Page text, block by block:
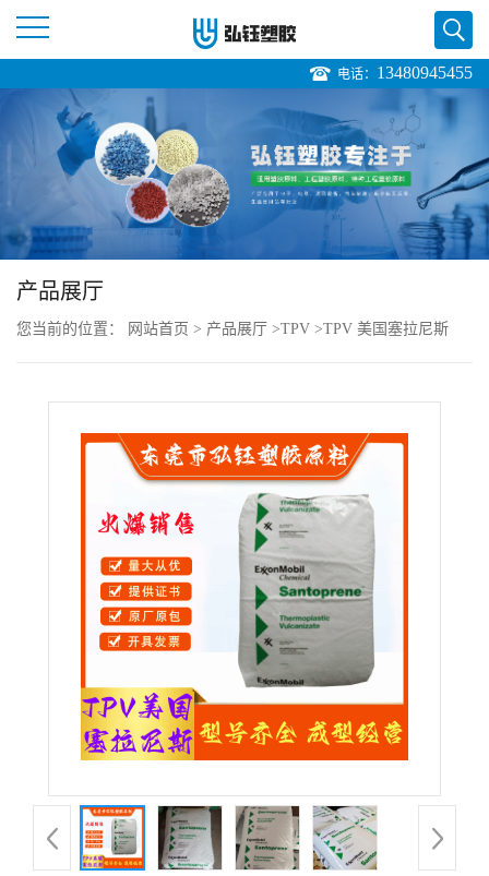
页
公
品
展
电话： 13480945455
产品展厅
您当前的位置： 网站首页 > 产品展厅 >TPV >TPV 美国塞拉尼斯